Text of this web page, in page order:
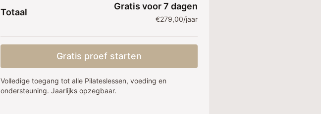
Totaal
Gratis voor 7 dagen
€279,00/jaar
Gratis proef starten
Volledige toegang tot alle Pilateslessen, voeding en
ondersteuning. Jaarlijks opzegbaar.